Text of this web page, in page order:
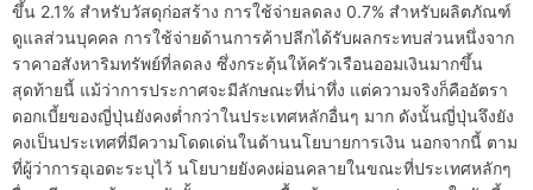
ขึ้น 2.1% สำหรับวัสดุก่อสร้าง การใช้จ่ายลดลง 0.7% สำหรับผลิตภัณฑ์
ดูแลส่วนบุคคล การใช้จ่ายด้านการค้าปลีกได้รับผลกระทบส่วนหนึ่งจาก
ราคาอสังหาริมทรัพย์ที่ลดลง ซึ่งกระตุ้นให้ครัวเรือนออมเงินมากขึ้น
สุดท้ายนี้ แม้ว่าการประกาศจะมีลักษณะที่น่าทึ่ง แต่ความจริงก็คืออัตรา
ดอกเบี้ยของญี่ปุ่นยังคงต่ำกว่าในประเทศหลักอื่นๆ มาก ดังนั้นญี่ปุ่นจึงยัง
คงเป็นประเทศที่มีความโดดเด่นในด้านนโยบายการเงิน นอกจากนี้ ตาม
ที่ผู้ว่าการอุเอดะระบุไว้ นโยบายยังคงผ่อนคลายในขณะที่ประเทศหลักๆ